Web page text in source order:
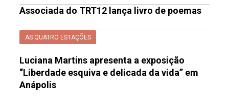
Associada do TRT12 lança livro de poemas
AS QUATRO ESTAÇÕES
Luciana Martins apresenta a exposição
“Liberdade esquiva e delicada da vida” em
Anápolis